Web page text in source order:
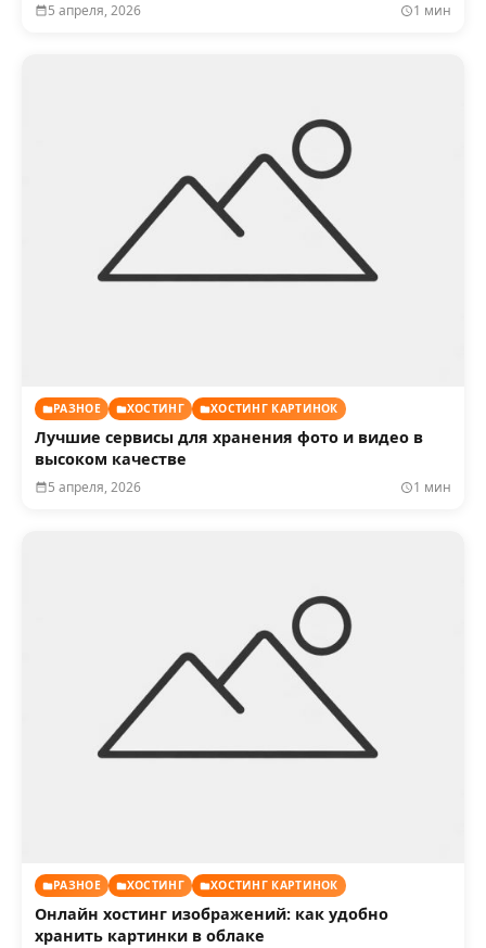
5 апреля, 2026 1 мин
РАЗНОЕ ХОСТИНГ ХОСТИНГ КАРТИНОК
Лучшие сервисы для хранения фото и видео в
высоком качестве
5 апреля, 2026 1 мин
РАЗНОЕ ХОСТИНГ ХОСТИНГ КАРТИНОК
Онлайн хостинг изображений: как удобно
хранить картинки в облаке